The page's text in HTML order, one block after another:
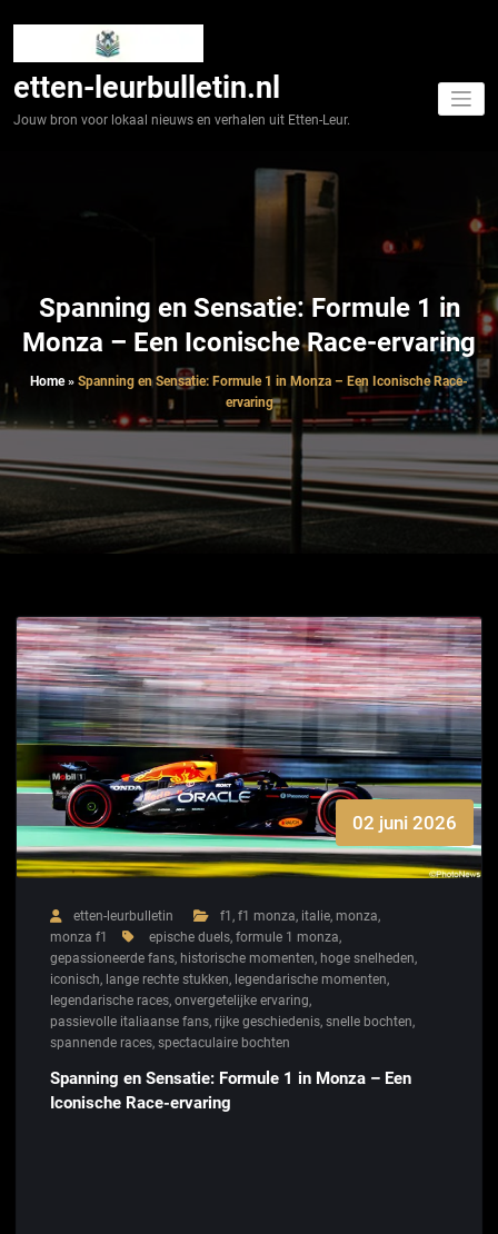
etten-leurbulletin.nl
Jouw bron voor lokaal nieuws en verhalen uit Etten-Leur.
Spanning en Sensatie: Formule 1 in
Monza – Een Iconische Race-ervaring
Home» Spanning en Sensatie: Formule 1 in Monza – Een Iconische Race-
ervaring
02 juni 2026
etten-leurbulletin f1 , f1 monza, italie, monza,
monza f1
epische duels, formule 1 monza,
gepassioneerde fans, historische momenten, hoge snelheden,
iconisch, lange rechte stukken, legendarische momenten,
legendarische races, onvergetelijke ervaring,
passievolle italiaanse fans, rijke geschiedenis, snelle bochten,
spannende races, spectaculaire bochten
Spanning en Sensatie: Formule 1 in Monza – Een
Iconische Race-ervaring